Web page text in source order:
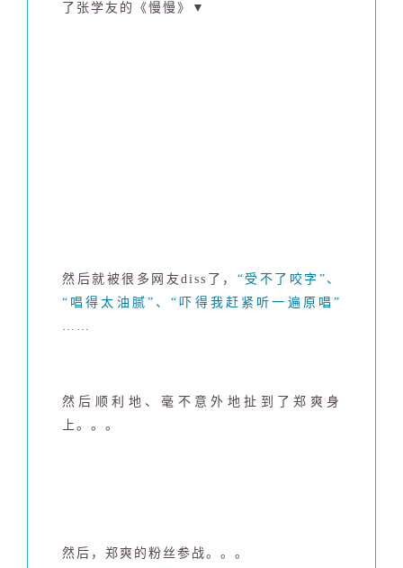
了张学友的《慢慢》▼
然后就被很多网友diss了， “受不了咬字”、
“唱得太油腻”、“吓得我赶紧听一遍原唱”
……
然后顺利地、毫不意外地扯到了郑爽身
上。 。。
然后，郑爽的粉丝参战。。。